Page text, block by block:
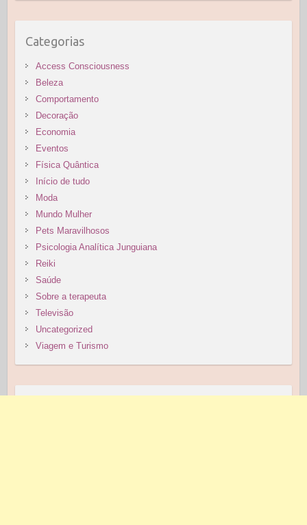
Categorias
Access Consciousness
Beleza
Comportamento
Decoração
Economia
Eventos
Física Quântica
Início de tudo
Moda
Mundo Mulher
Pets Maravilhosos
Psicologia Analítica Junguiana
Reiki
Saúde
Sobre a terapeuta
Televisão
Uncategorized
Viagem e Turismo